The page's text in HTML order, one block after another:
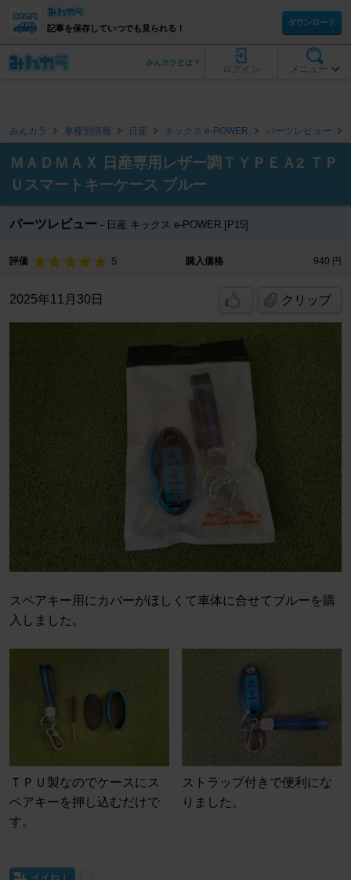
記事を保存していつでも見られる！
ダウンロード
メニュー
ログイン
みんカラとは？
みんカラ 車種別情報 日産 キックス e-POWER パーツレビュー
ＭＡＤＭＡＸ 日産専用レザー調ＴＹＰＥＡ2 ＴＰ
Ｕスマートキーケース ブルー
パーツレビュー 日産 キックス e-POWER [P15]
評価 5 購入価格 940 円
2025年11月30日 クリップ
スペアキー用にカバーがほしくて車体に合せてブルーを購
入しました。
ＴＰＵ製なのでケースにス
ペアキーを押し込むだけで
す。
ストラップ付きで便利にな
りました。